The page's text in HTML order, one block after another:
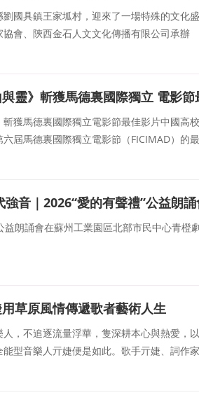
國具鎮王家坬村，迎來了一場特殊的文化
會、陝西金石人文文化傳播有限公司承辦
靈》斬獲馬德裏國際獨立 電影節
獲馬德裏國際獨立電影節最佳影片中國高
屆馬德裏國際獨立電影節（FICIMAD）的
音｜2026“愛的有聲禮”公益朗
朗誦會在蘇州工業園區北部市民中心青橙
草原風情傳遞歌者藝術人生
，不追逐流量浮華，隻深耕本心與熱愛，
型音樂人亓婕便是如此。歌手亓婕、詞作